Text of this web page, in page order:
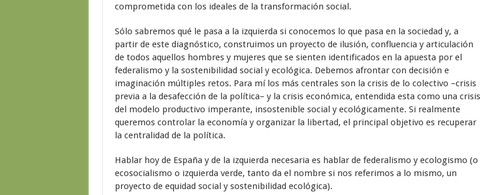
comprometida con los ideales de la transformación social.
Sólo sabremos qué le pasa a la izquierda si conocemos lo que pasa en la sociedad y, a
partir de este diagnóstico, construimos un proyecto de ilusión, confluencia y articulación
de todos aquellos hombres y mujeres que se sienten identificados en la apuesta por el
federalismo y la sostenibilidad social y ecológica. Debemos afrontar con decisión e
imaginación múltiples retos. Para mí los más centrales son la crisis de lo colectivo –crisis
previa a la desafección de la política– y la crisis económica, entendida esta como una crisis
del modelo productivo imperante, insostenible social y ecológicamente. Si realmente
queremos controlar la economía y organizar la libertad, el principal objetivo es recuperar
la centralidad de la política.
Hablar hoy de España y de la izquierda necesaria es hablar de federalismo y ecologismo (o
ecosocialismo o izquierda verde, tanto da el nombre si nos referimos a lo mismo, un
proyecto de equidad social y sostenibilidad ecológica).